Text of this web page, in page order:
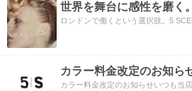
世界を舞台に感性を磨く。
ロンドンで働くという選択肢。5
カラー料金改定のお知ら
カラー料金改定のお知らせいつも当